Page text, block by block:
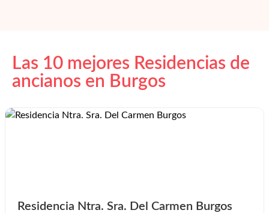
Las 10 mejores Residencias de
ancianos en Burgos
Residencia Ntra. Sra. Del Carmen Burgos